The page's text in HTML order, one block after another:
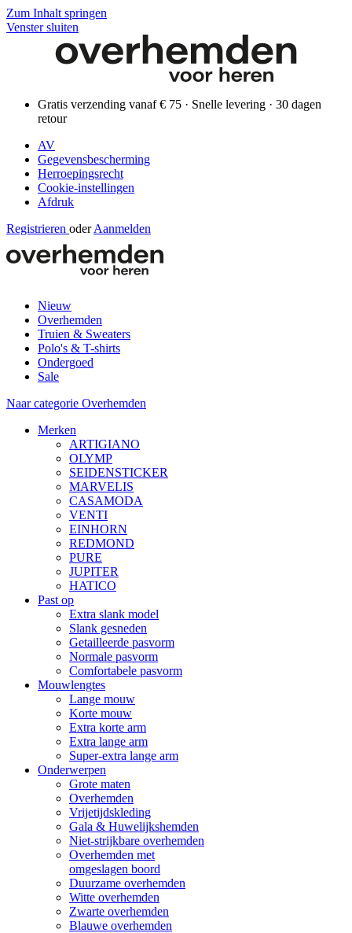
Zum Inhalt springen
Venster sluiten
Gratis verzending vanaf € 75 · Snelle levering · 30 dagen
retour
AV
Gegevensbescherming
Herroepingsrecht
Cookie-instellingen
Afdruk
Registrieren oder Aanmelden
Nieuw
Overhemden
Truien & Sweaters
Polo's & T-shirts
Ondergoed
Sale
Naar categorie Overhemden
Merken
ARTIGIANO
OLYMP
SEIDENSTICKER
MARVELIS
CASAMODA
VENTI
EINHORN
REDMOND
PURE
JUPITER
HATICO
Past op
Extra slank model
Slank gesneden
Getailleerde pasvorm
Normale pasvorm
Comfortabele pasvorm
Mouwlengtes
Lange mouw
Korte mouw
Extra korte arm
Extra lange arm
Super-extra lange arm
Onderwerpen
Grote maten
Overhemden
Vrijetijdskleding
Gala & Huwelijkshemden
Niet-strijkbare overhemden
Overhemden met
omgeslagen boord
Duurzame overhemden
Witte overhemden
Zwarte overhemden
Blauwe overhemden